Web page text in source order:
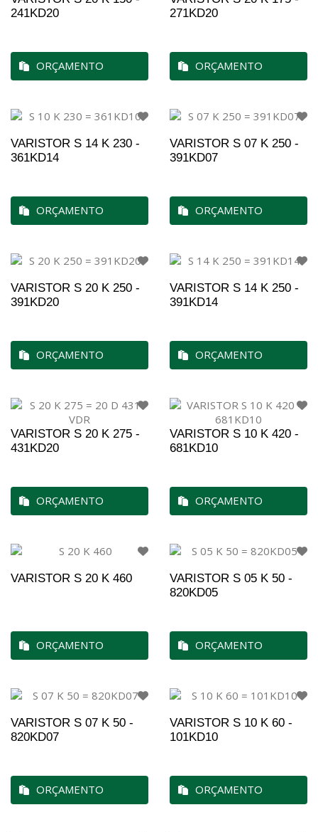
241KD20
ORÇAMENTO
271KD20
ORÇAMENTO
VARISTOR S 14 K 230 -
361KD14
ORÇAMENTO
VARISTOR S 07 K 250 -
391KD07
ORÇAMENTO
VARISTOR S 20 K 250 -
391KD20
ORÇAMENTO
VARISTOR S 14 K 250 -
391KD14
ORÇAMENTO
VARISTOR S 20 K 275 -
431KD20
ORÇAMENTO
VARISTOR S 10 K 420 -
681KD10
ORÇAMENTO
VARISTOR S 20 K 460
ORÇAMENTO
VARISTOR S 05 K 50 -
820KD05
ORÇAMENTO
VARISTOR S 07 K 50 -
820KD07
ORÇAMENTO
VARISTOR S 10 K 60 -
101KD10
ORÇAMENTO